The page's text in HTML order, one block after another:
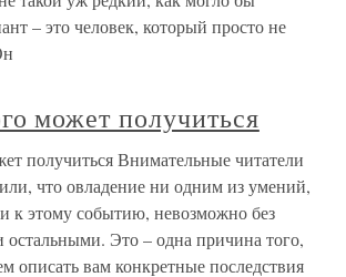
– это человек, который просто не
может получиться
получиться Внимательные читатели
что овладение ни одним из умений,
к этому событию, невозможно без
остальными. Это – одна причина того,
описать вам конкретные последствия